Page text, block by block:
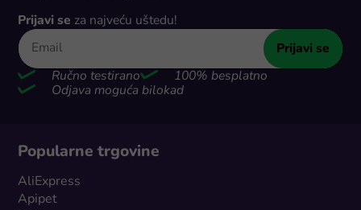
Prijavi se za najveću uštedu!
Prijavi se
Ručno testirano
100% besplatno
Odjava moguća bilokad
Popularne trgovine
AliExpress
Apipet